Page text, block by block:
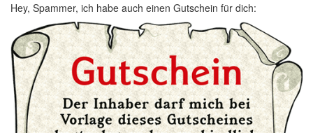
Hey, Spammer, ich habe auch einen Gutschein für dich: